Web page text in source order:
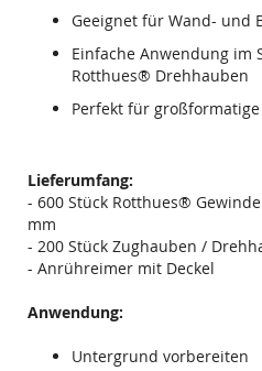
Geeignet für Wand- und
Einfache Anwendung im
Rotthues® Drehhauben
Perfekt für
Lieferumfang:
- 600 Stück Rotthues®
mm
- 200 Stück Zughauben /
- Anrühreimer mit Deckel
Anwendung:
Untergrund vorbereiten